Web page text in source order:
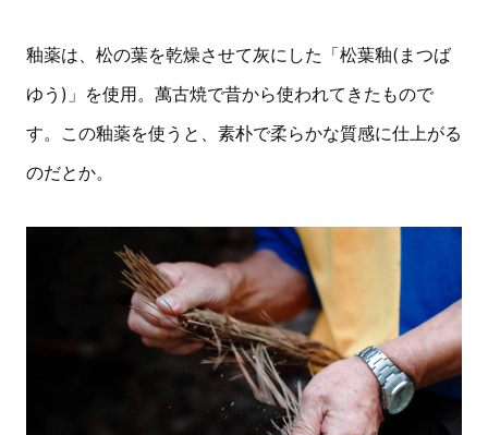
釉薬は、松の葉を乾燥させて灰にした「松葉釉(まつば
ゆう)」を使用。萬古焼で昔から使われてきたもので
す。この釉薬を使うと、素朴で柔らかな質感に仕上がる
のだとか。